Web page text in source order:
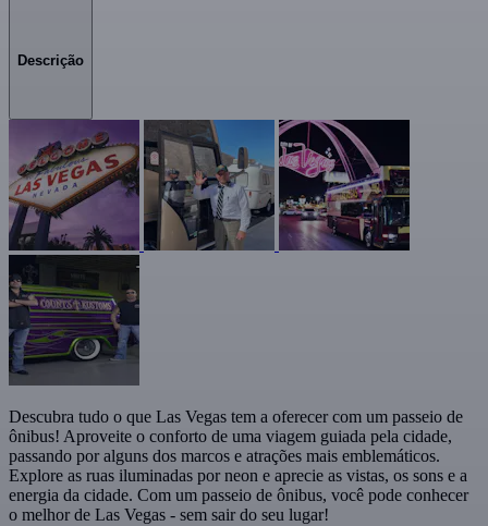
Descrição
Descubra tudo o que Las Vegas tem a oferecer com um passeio de
ônibus! Aproveite o conforto de uma viagem guiada pela cidade,
passando por alguns dos marcos e atrações mais emblemáticos.
Explore as ruas iluminadas por neon e aprecie as vistas, os sons e a
energia da cidade. Com um passeio de ônibus, você pode conhecer
o melhor de Las Vegas - sem sair do seu lugar!